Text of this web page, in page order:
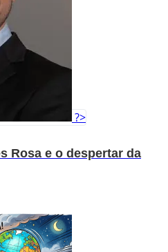
?>
Rosa e o despertar da